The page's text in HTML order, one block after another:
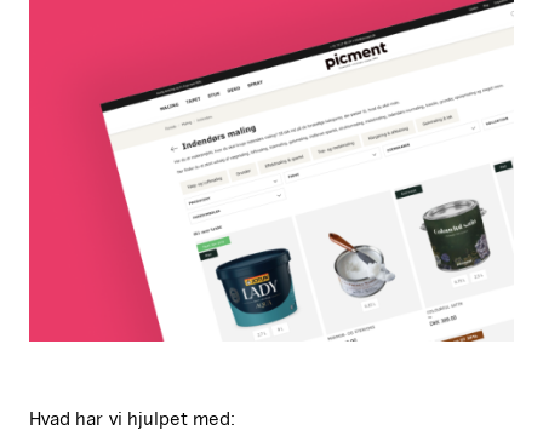
Hvad har vi hjulpet med: